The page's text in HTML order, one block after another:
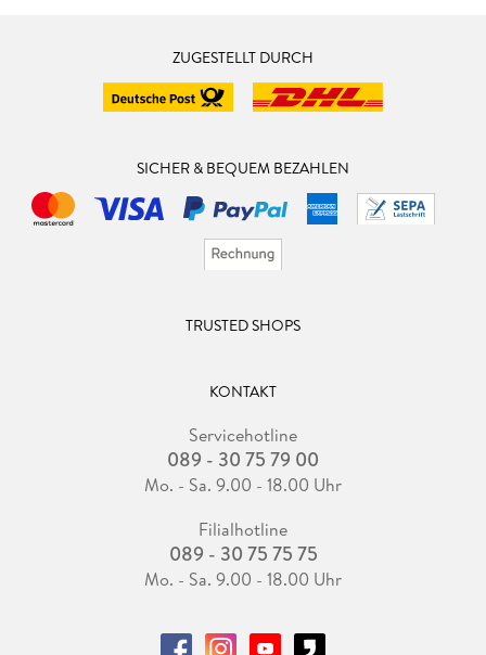
ZUGESTELLT DURCH
SICHER & BEQUEM BEZAHLEN
TRUSTED SHOPS
KONTAKT
Servicehotline
089 - 30 75 79 00
Mo. - Sa. 9.00 - 18.00 Uhr
Filialhotline
089 - 30 75 75 75
Mo. - Sa. 9.00 - 18.00 Uhr